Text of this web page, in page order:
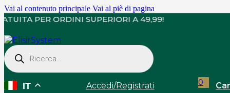
Vai al contenuto principale Vai al piè di pagina
GRATUITA PER ORDINI SUPERIORI A 49,99!
Ricerca
prodotti
IT Accedi/Registrati 0